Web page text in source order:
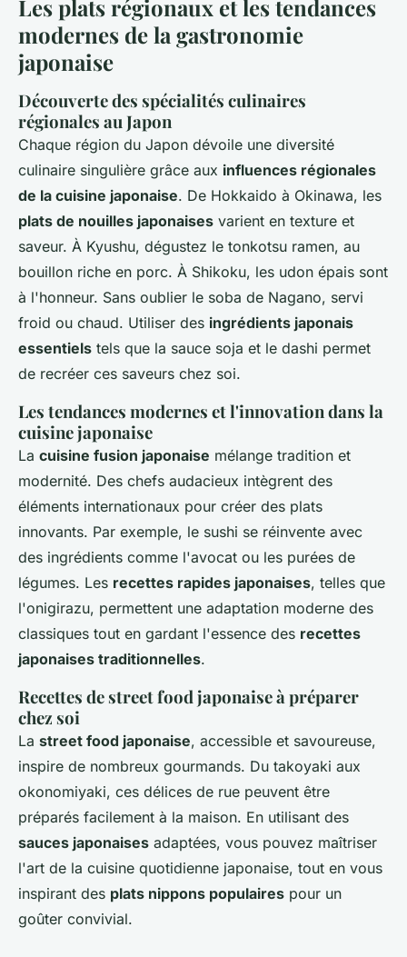
Les plats régionaux et les tendances
modernes de la gastronomie
japonaise
Découverte des spécialités culinaires
régionales au Japon
Chaque région du Japon dévoile une diversité
culinaire singulière grâce aux influences régionales
de la cuisine japonaise. De Hokkaido à Okinawa, les
plats de nouilles japonaises varient en texture et
saveur. À Kyushu, dégustez le tonkotsu ramen, au
bouillon riche en porc. À Shikoku, les udon épais sont
à l'honneur. Sans oublier le soba de Nagano, servi
froid ou chaud. Utiliser des ingrédients japonais
essentiels tels que la sauce soja et le dashi permet
de recréer ces saveurs chez soi.
Les tendances modernes et l'innovation dans la
cuisine japonaise
La cuisine fusion japonaise mélange tradition et
modernité. Des chefs audacieux intègrent des
éléments internationaux pour créer des plats
innovants. Par exemple, le sushi se réinvente avec
des ingrédients comme l'avocat ou les purées de
légumes. Les recettes rapides japonaises, telles que
l'onigirazu, permettent une adaptation moderne des
classiques tout en gardant l'essence des recettes
japonaises traditionnelles.
Recettes de street food japonaise à préparer
chez soi
La street food japonaise, accessible et savoureuse,
inspire de nombreux gourmands. Du takoyaki aux
okonomiyaki, ces délices de rue peuvent être
préparés facilement à la maison. En utilisant des
sauces japonaises adaptées, vous pouvez maîtriser
l'art de la cuisine quotidienne japonaise, tout en vous
inspirant des plats nippons populaires pour un
goûter convivial.